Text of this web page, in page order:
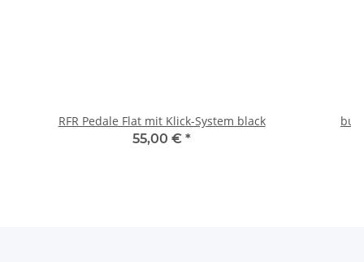
RFR Pedale Flat mit Klick-System black
55,00 € *